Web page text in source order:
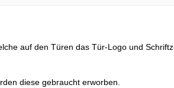
auf den Türen das Tür-Logo und
diese gebraucht erworben.